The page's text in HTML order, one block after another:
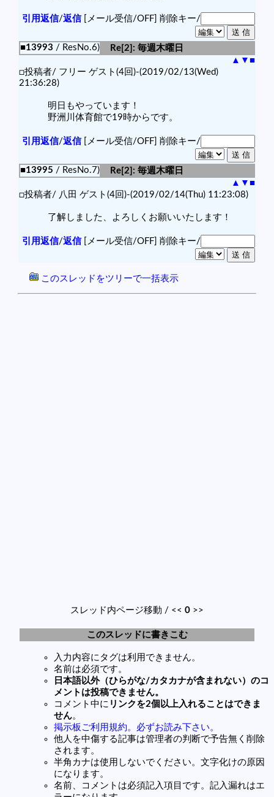
引用返信/返信[メール受信/OFF] 削除キー/
■13993 / ResNo.6)
Re[2]: 毎週木曜日
▲ ▼ ■
□投稿者/ フリー ゲスト(4回)-(2019/02/13(Wed)
21:36:28)
明日もやっています！
野洲川体育館で19時からです。
引用返信/返信[メール受信/OFF] 削除キー/
■13995 / ResNo.7)
Re[2]: 毎週木曜日
▲ ▼ ■
□投稿者/ 八田 ゲスト(4回)-(2019/02/14(Thu) 11:23:08)
了解しました、よろしくお願いいたします！
引用返信/返信[メール受信/OFF] 削除キー/
このスレッドをツリーで一括表示
スレッド内ページ移動 / << 0 >>
このスレッドに書きこむ
入力内容にタグは利用できません。
名前は必須です。
日本語以外（ひらがな/カタカナが含まれない）のコ
メントは投稿できません。
コメント中に リンクを2個以上入れることはできま
せん。
掲示板ご利用規約。必ずお読み下さい。
他人を中傷する記事は管理者の判断で予告無く削除
されます。
半角カナは使用しないでください。文字化けの原因
になります。
名前、コメントは必須記入項目です。記入漏れはエ